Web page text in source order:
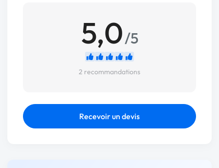
5,0/5
2 recommandations
Recevoir un devis